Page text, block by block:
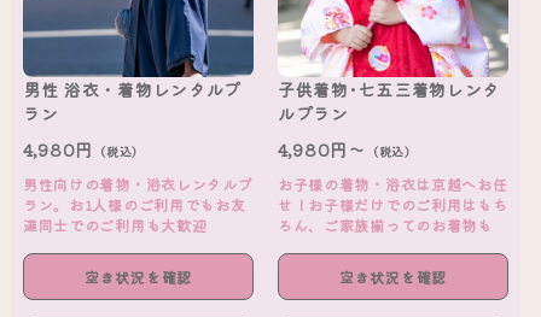
男性 浴衣・着物レンタルプ
ラン
4,980円 （税込）
男性向けの着物・浴衣レンタルプ
ラン。お1人様のご利用でもお友
達同士でのご利用も大歓迎
空き状況を確認
子供着物･七五三着物レンタ
ルプラン
4,980円～ （税込）
お子様の着物・浴衣は京越へお任
せ！お子様だけでのご利用はもち
ろん、ご家族揃ってのお着物も
空き状況を確認